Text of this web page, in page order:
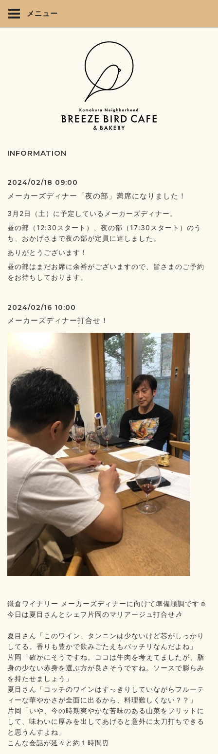
メニュー
INFORMATION
2024/02/18 09:00
メーカーズディナー「夜の部」満席になりました！
3月2日（土）に予定しているメーカーズディナー。
昼の部（12:30スタート）、夜の部（17:30スタート）のう
ち、おかげさまで夜の部が定員に達しました。
ありがとうございます！
昼の部はまだお席に余裕がございますので、皆さまのご予約
をお待ちしております。
2024/02/16 10:00
メーカーズディナー打合せ！
鎌倉ワイナリー メーカーズディナーに向けて準備順調です ☺
今日は夏目さんとシェフ片岡のマリアージュ打合せ🎶
夏目さん「このワイン、タンニンは少ないけど芯がしっかり
してる。香りも豊かで飲みごたえもバッチリなんだよね」
片岡「確かにそうですね。ココは牛肉を考えてましたが、脂
身の少ない赤身を選ぶ方が良さそうですね。ソースで膨らみ
を持たせましょう」
夏目さん「コッチのワインはすっきりしていながらフルーテ
ィーな華やかさが全面に出るから、料理難しくない？？」
片岡「いや、今の時期爽やかな苦味のある山菜をフリットに
して、味わいに厚みを出してあげると意外に太刀打ちできる
と思うんすよね」
こんな会話が延々と約１時間⏰